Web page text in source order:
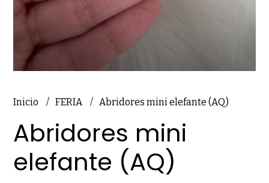
Inicio FERIA Abridores mini elefante (AQ)
Abridores mini
elefante (AQ)